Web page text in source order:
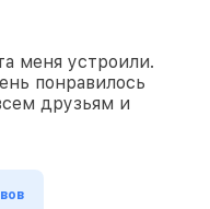
меня устроили.
понравилось
друзьям и